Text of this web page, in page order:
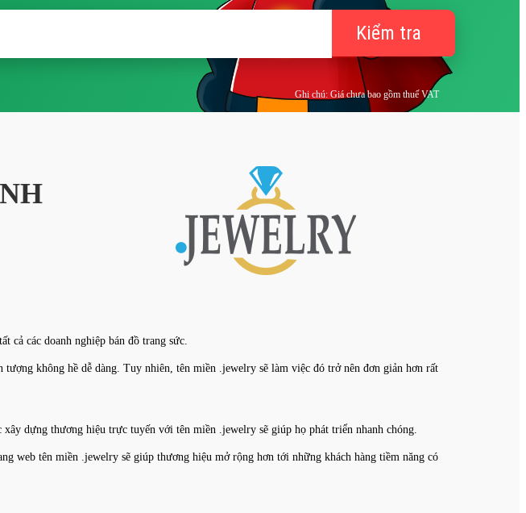
Kiểm tra
Ghi chú: Giá chưa bao gồm thuế VAT
các doanh nghiệp bán đồ trang sức.
không hề dễ dàng. Tuy nhiên, tên miền .jewelry sẽ làm việc đó trở nên đơn giản hơn rất
dựng thương hiệu trực tuyến với tên miền .jewelry sẽ giúp họ phát triển nhanh chóng.
web tên miền .jewelry sẽ giúp thương hiệu mở rộng hơn tới những khách hàng tiềm năng có